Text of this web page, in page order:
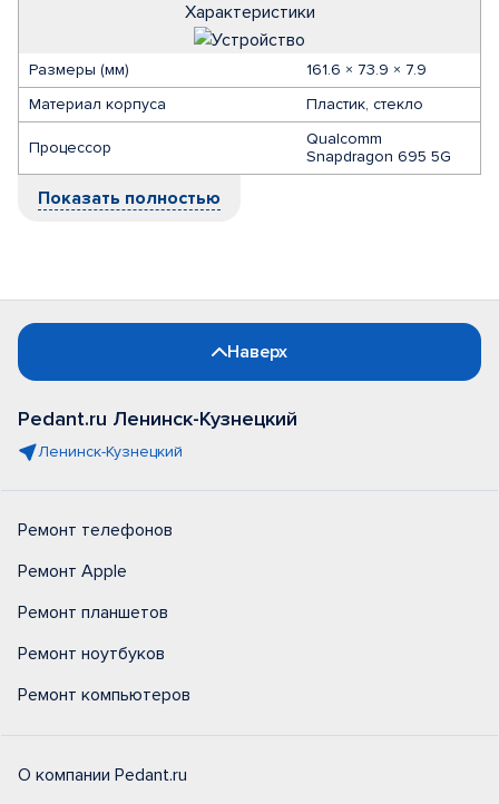
Характеристики
Размеры (мм)
161.6 × 73.9 × 7.9
Материал корпуса
Пластик, стекло
Процессор
Qualcomm
Snapdragon 695 5G
Показать полностью
Наверх
Pedant.ru Ленинск-Кузнецкий
Ленинск-Кузнецкий
Ремонт телефонов
Ремонт Apple
Ремонт планшетов
Ремонт ноутбуков
Ремонт компьютеров
О компании Pedant.ru